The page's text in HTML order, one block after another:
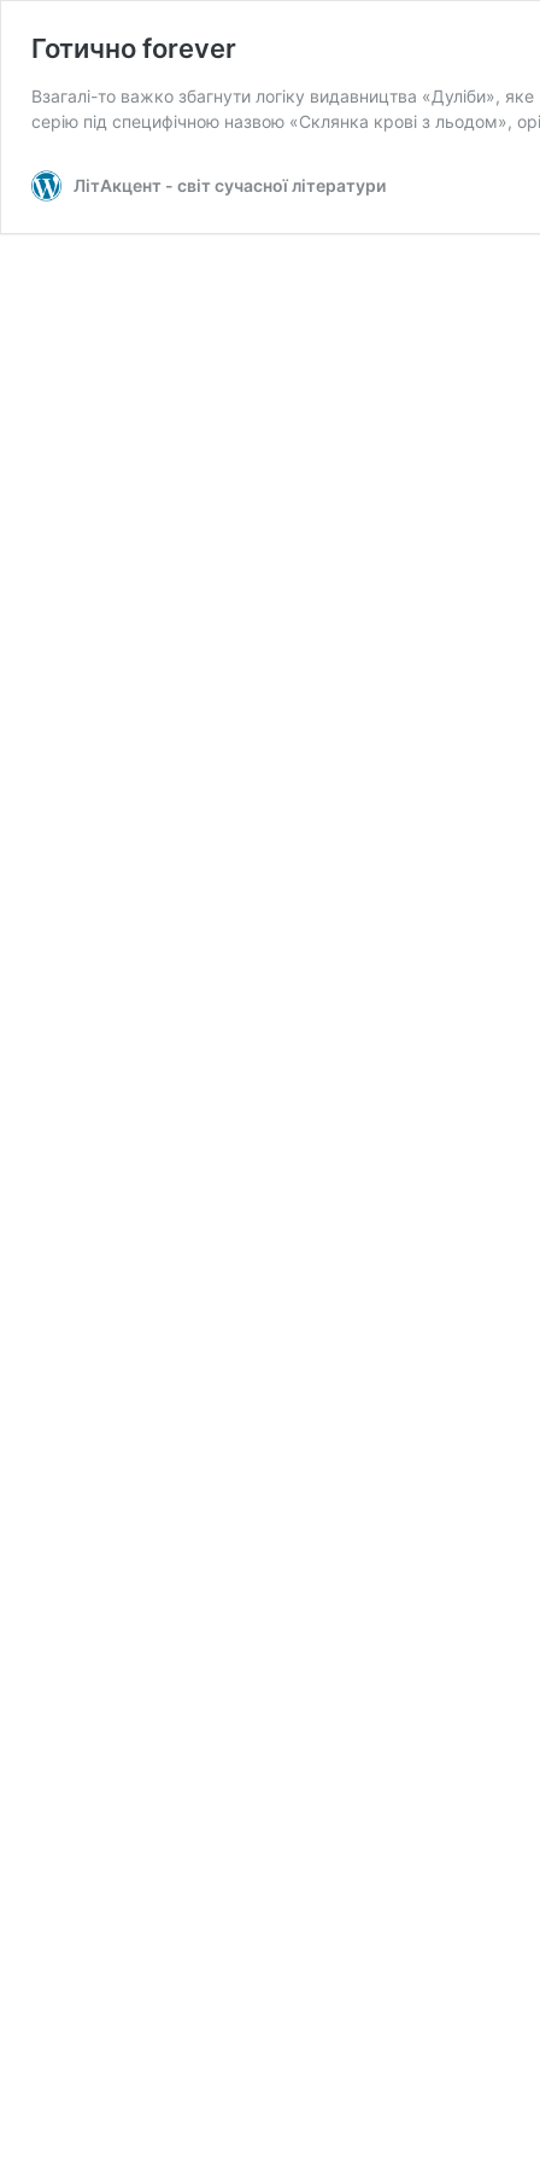
Готично forever
Взагалі-то важко збагнути логіку видавництва «Дуліби»,
серію під специфічною назвою «Склянка крові з льодом»,
ЛітАкцент - світ сучасної літератури